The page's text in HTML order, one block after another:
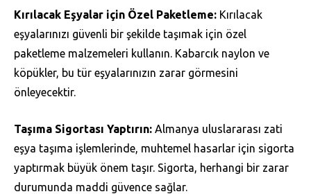
Kırılacak Eşyalar için Özel Paketleme: Kırılacak
eşyalarınızı güvenli bir şekilde taşımak için özel
paketleme malzemeleri kullanın. Kabarcık naylon ve
köpükler, bu tür eşyalarınızın zarar görmesini
önleyecektir.
Taşıma Sigortası Yaptırın: Almanya uluslararası zati
eşya taşıma işlemlerinde, muhtemel hasarlar için sigorta
yaptırmak büyük önem taşır. Sigorta, herhangi bir zarar
durumunda maddi güvence sağlar.